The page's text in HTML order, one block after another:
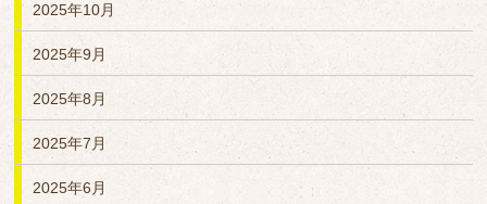
2025年10月
2025年9月
2025年8月
2025年7月
2025年6月